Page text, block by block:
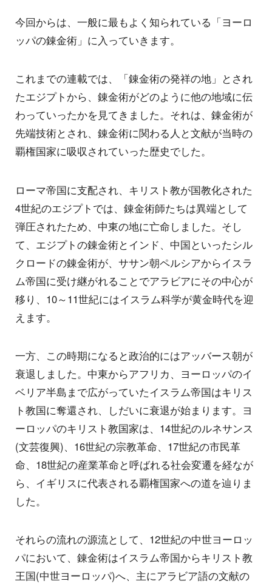
今回からは、一般に最もよく知られている「ヨーロ
ッパの錬金術」に入っていきます。
これまでの連載では、「錬金術の発祥の地」とされ
たエジプトから、錬金術がどのように他の地域に伝
わっていったかを見てきました。それは、錬金術が
先端技術とされ、錬金術に関わる人と文献が当時の
覇権国家に吸収されていった歴史でした。
ローマ帝国に支配され、キリスト教が国教化された
4世紀のエジプトでは、錬金術師たちは異端として
弾圧されたため、中東の地に亡命しました。そし
て、エジプトの錬金術とインド、中国といったシル
クロードの錬金術が、ササン朝ペルシアからイスラ
ム帝国に受け継がれることでアラビアにその中心が
移り、10～11世紀にはイスラム科学が黄金時代を迎
えます。
一方、この時期になると政治的にはアッバース朝が
衰退しました。中東からアフリカ、ヨーロッパのイ
ベリア半島まで広がっていたイスラム帝国はキリス
ト教国に奪還され、しだいに衰退が始まります。ヨ
ーロッパのキリスト教国家は、14世紀のルネサンス
(文芸復興)、16世紀の宗教革命、17世紀の市民革
命、18世紀の産業革命と呼ばれる社会変遷を経なが
ら、イギリスに代表される覇権国家への道を辿りま
した。
それらの流れの源流として、12世紀の中世ヨーロッ
パにおいて、錬金術はイスラム帝国からキリスト教
王国(中世ヨーロッパ)へ、主にアラビア語の文献の